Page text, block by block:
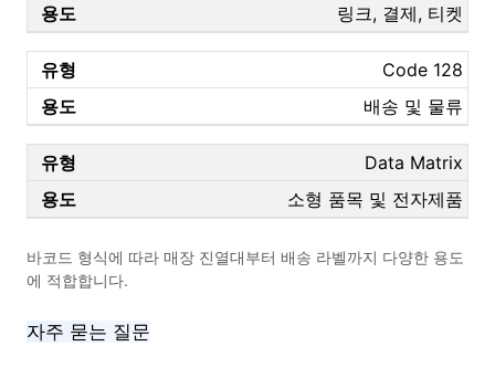
링크, 결제, 티켓
Code 128
배송 및 물류
Data Matrix
소형 품목 및 전자제품
바코드 형식에 따라 매장 진열대부터 배송 라벨까지 다양한 용도
에 적합합니다.
자주 묻는 질문